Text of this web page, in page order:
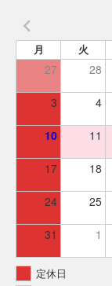
月 火
27 28
3 4
10 11
17 18
24 25
31 1
定休日